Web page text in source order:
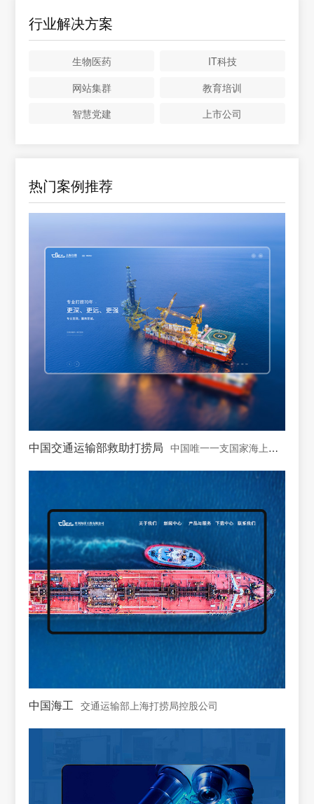
行业解决方案
生物医药
IT科技
网站集群
教育培训
智慧党建
上市公司
热门案例推荐
中国交通运输部救助打捞局 中国唯一一支国家海上专业救助打捞力量
中国海工 交通运输部上海打捞局控股公司